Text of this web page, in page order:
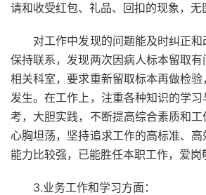
请和收受红包、礼品、回扣的现象，无
对工作中发现的问题能及时纠正和
保持联系，发现两次因病人标本留取有
相关科室，要求重新留取标本再做检
发生。在工作上，注重各种知识的学
考，大胆实践，不断提高综合素质和工
心胸坦荡，坚持追求工作的高标准、
能力比较强，已能胜任本职工作，爱岗
3.业务工作和学习方面：